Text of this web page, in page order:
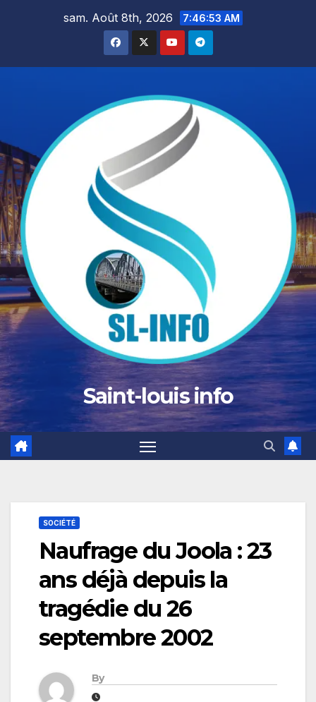
sam. Août 8th, 2026 7:46:54 AM
Saint-louis info
SOCIÉTÉ
Naufrage du Joola : 23
ans déjà depuis la
tragédie du 26
septembre 2002
By